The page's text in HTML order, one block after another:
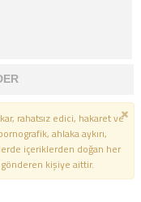
rahatsız edici, hakaret ve
ahlaka aykırı,
içeriklerden doğan her
kişiye aittir.